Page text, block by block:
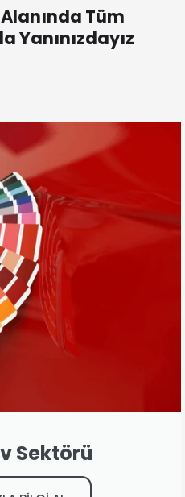
Tüm
Yanınızdayız
Sektörü